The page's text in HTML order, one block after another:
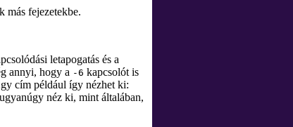
más fejezetekbe.
letapogatás és a
annyi, hogy a -6 kapcsolót is
cím például így nézhet ki:
néz ki, mint általában,